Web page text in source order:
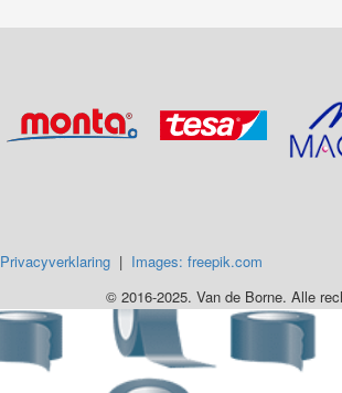
Privacyverklaring| Images: freepik.com
© 2016-2025. Van de Borne. Alle